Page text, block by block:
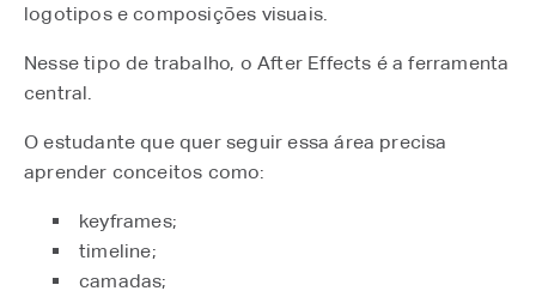
logotipos e composições visuais.
Nesse tipo de trabalho, o After Effects é a ferramenta
central.
O estudante que quer seguir essa área precisa
aprender conceitos como:
keyframes;
timeline;
camadas;